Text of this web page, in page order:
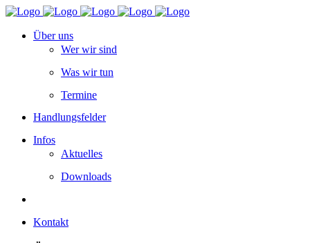
Über uns
Wer wir sind
Was wir tun
Termine
Handlungsfelder
Infos
Aktuelles
Downloads
Kontakt